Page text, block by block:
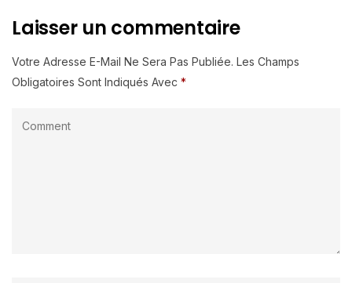
Laisser un commentaire
Votre Adresse E-Mail Ne Sera Pas Publiée. Les Champs
Obligatoires Sont Indiqués Avec *